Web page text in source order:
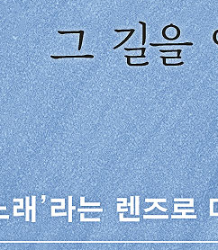
난 좇아가
고 대화재
자원의 나라
조지 허스트
와 존 서터
〈미국의 진보〉
노래
래 문화
민의 노래